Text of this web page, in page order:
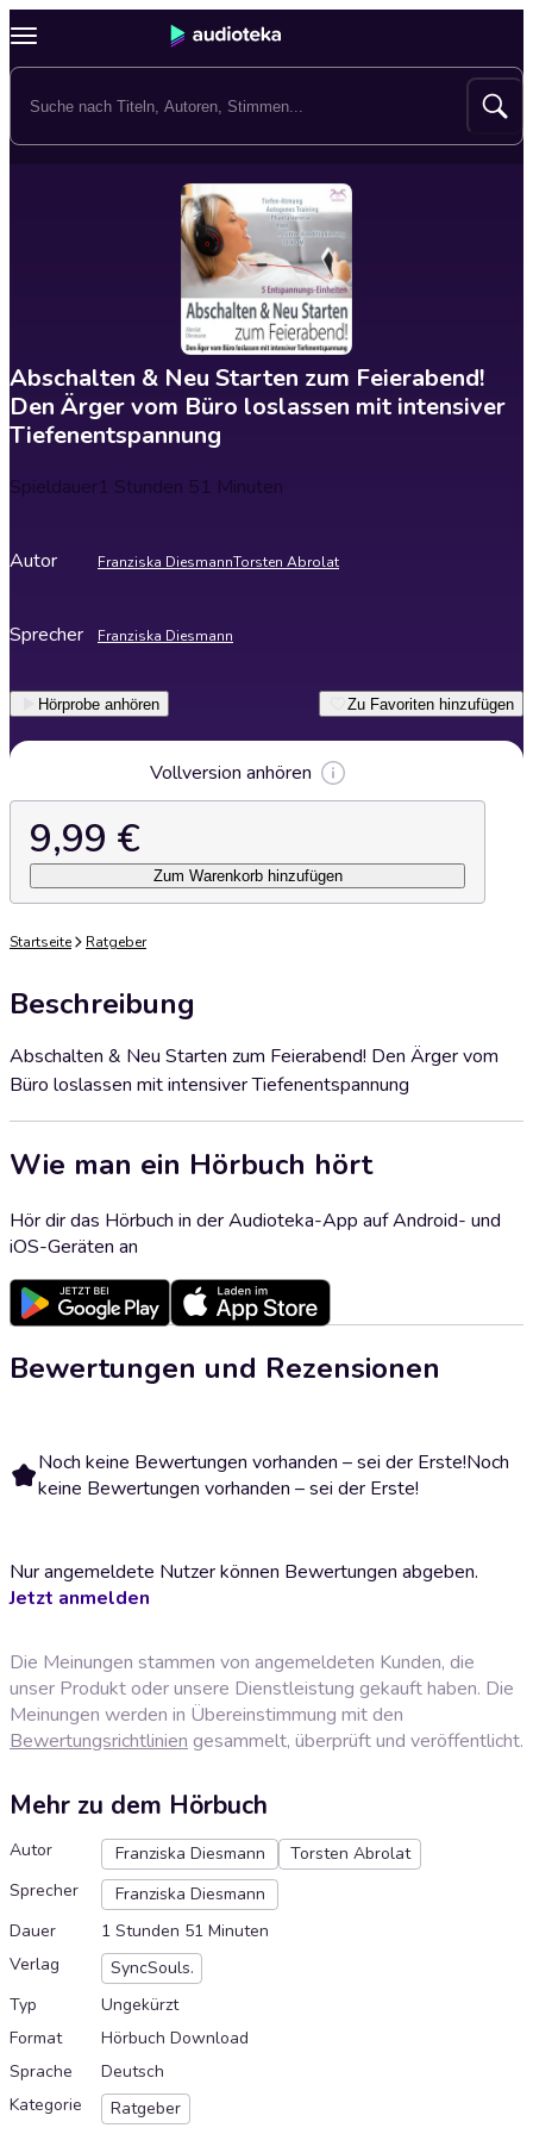
Abschalten & Neu Starten zum Feierabend!
Den Ärger vom Büro loslassen mit intensiver
Tiefenentspannung
Spieldauer1 Stunden 51 Minuten
Autor Franziska DiesmannTorsten Abrolat
Sprecher Franziska Diesmann
Hörprobe anhören Zu Favoriten hinzufügen
Vollversion anhören
9,99 €
Zum Warenkorb hinzufügen
Startseite Ratgeber
Beschreibung
Abschalten & Neu Starten zum Feierabend! Den Ärger vom
Büro loslassen mit intensiver Tiefenentspannung
Wie man ein Hörbuch hört
Hör dir das Hörbuch in der Audioteka-App auf Android- und
iOS-Geräten an
Bewertungen und Rezensionen
Noch keine Bewertungen vorhanden – sei der Erste!Noch
keine Bewertungen vorhanden – sei der Erste!
Nur angemeldete Nutzer können Bewertungen abgeben.
Jetzt anmelden
Die Meinungen stammen von angemeldeten Kunden, die
unser Produkt oder unsere Dienstleistung gekauft haben. Die
Meinungen werden in Übereinstimmung mit den
Bewertungsrichtlinien gesammelt, überprüft und veröffentlicht.
Mehr zu dem Hörbuch
Autor Franziska Diesmann
Torsten Abrolat
Sprecher
Franziska Diesmann
Dauer
1 Stunden 51 Minuten
Verlag
SyncSouls.
Typ
Ungekürzt
Format
Hörbuch Download
Sprache
Deutsch
Kategorie
Ratgeber